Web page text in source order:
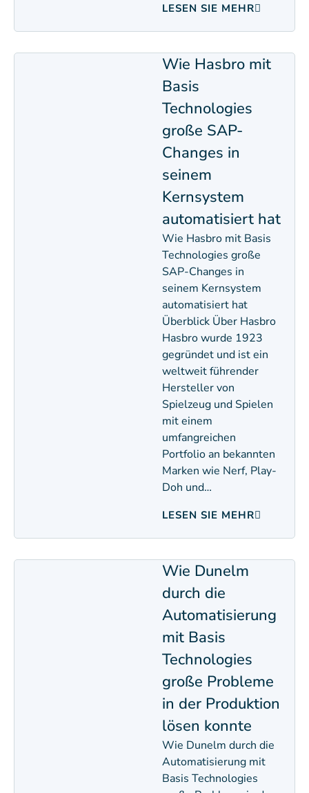
LESEN SIE MEHR
Wie Hasbro mit
Basis
Technologies
große SAP-
Changes in
seinem
Kernsystem
automatisiert hat
Wie Hasbro mit Basis
Technologies große
SAP-Changes in
seinem Kernsystem
automatisiert hat
Überblick Über Hasbro
Hasbro wurde 1923
gegründet und ist ein
weltweit führender
Hersteller von
Spielzeug und Spielen
mit einem
umfangreichen
Portfolio an bekannten
Marken wie Nerf, Play-
Doh und…
LESEN SIE MEHR
Wie Dunelm
durch die
Automatisierung
mit Basis
Technologies
große Probleme
in der Produktion
lösen konnte​
Wie Dunelm durch die
Automatisierung mit
Basis Technologies